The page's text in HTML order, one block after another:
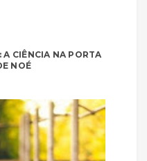
CIÊNCIA NA PORTA
NOÉ